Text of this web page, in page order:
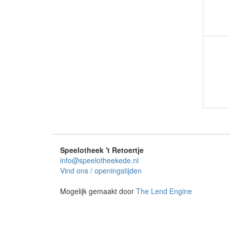
Speelotheek 't Retoertje
info@speelotheekede.nl
Vind ons / openingstijden
Mogelijk gemaakt door The Lend Engine